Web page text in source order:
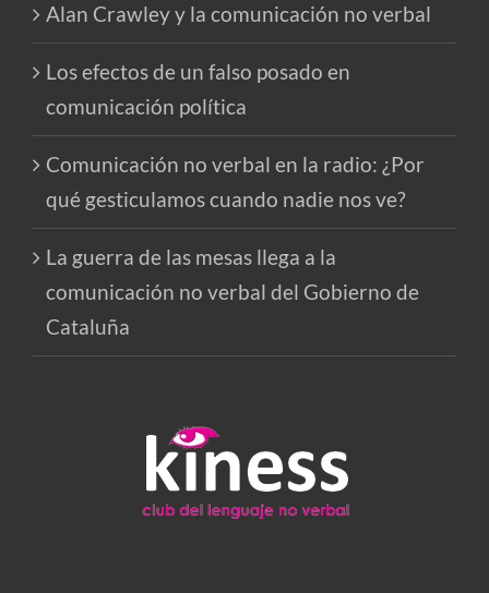
Alan Crawley y la comunicación no verbal
Los efectos de un falso posado en
comunicación política
Comunicación no verbal en la radio: ¿Por
qué gesticulamos cuando nadie nos ve?
La guerra de las mesas llega a la
comunicación no verbal del Gobierno de
Cataluña